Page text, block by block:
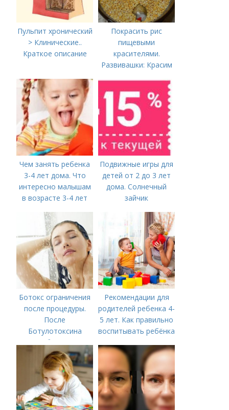
Пульпит хронический
> Клинические..
Краткое описание
Покрасить рис
пищевыми
красителями.
Развивашки: Красим
коробочек.
Чем занять ребенка
3-4 лет дома. Что
интересно малышам
в возрасте 3-4 лет
Подвижные игры для
детей от 2 до 3 лет
дома. Солнечный
зайчик
Ботокс ограничения
после процедуры.
После
Ботулотоксина
необходимо
Рекомендации для
родителей ребенка 4-
5 лет. Как правильно
воспитывать ребёнка